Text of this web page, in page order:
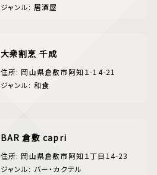
ジャンル: 居酒屋
大衆割烹 千成
住所: 岡山県倉敷市阿知１-14-21
ジャンル: 和食
BAR 倉敷 capri
住所: 岡山県倉敷市阿知１丁目14-23
ジャンル: バー・カクテル